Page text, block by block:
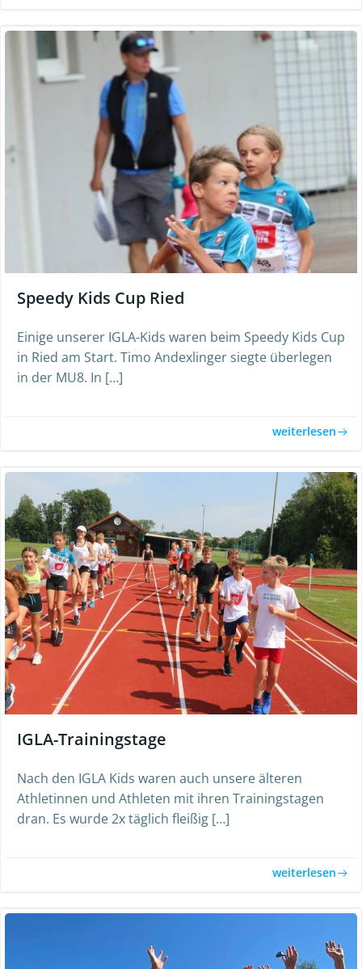
Speedy Kids Cup Ried
Einige unserer IGLA-Kids waren beim Speedy Kids Cup
in Ried am Start. Timo Andexlinger siegte überlegen
in der MU8. In […]
weiterlesen
IGLA-Trainingstage
Nach den IGLA Kids waren auch unsere älteren
Athletinnen und Athleten mit ihren Trainingstagen
dran. Es wurde 2x täglich fleißig […]
weiterlesen